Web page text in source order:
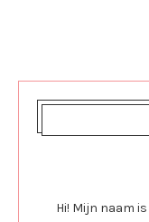
Hi! Mijn naam